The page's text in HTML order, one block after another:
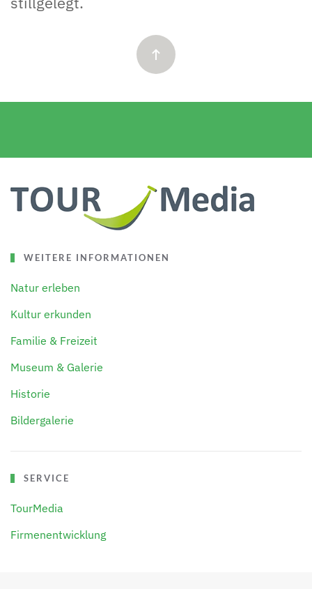
WEITERE INFORMATIONEN
Natur erleben
Kultur erkunden
Familie & Freizeit
Museum & Galerie
Historie
Bildergalerie
SERVICE
TourMedia
Firmenentwicklung